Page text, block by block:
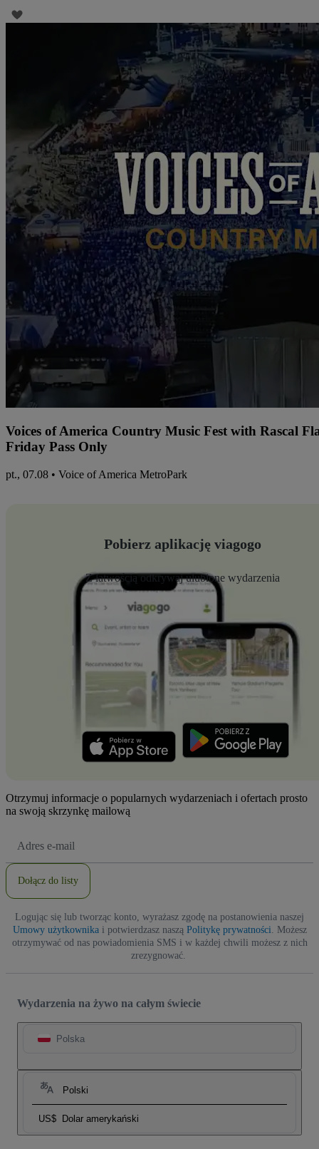
Voices of America Country Music Fest with Rascal
Friday Pass Only
pt., 07.08 • Voice of America MetroPark
Pobierz aplikację viagogo
Z łatwością odkrywaj ulubione wydarzenia
Otrzymuj informacje o popularnych wydarzeniach i ofertach prosto
na swoją skrzynkę mailową
e-
Dołącz do listy
Logując się lub tworząc konto, wyrażasz zgodę na postanowienia naszej
Umowy użytkownikai potwierdzasz naszą Politykę prywatności. Możesz
otrzymywać od nas powiadomienia SMS i w każdej chwili możesz z nich
zrezygnować.
Wydarzenia na żywo na całym świecie
Polska
Polski
US$ Dolar amerykański